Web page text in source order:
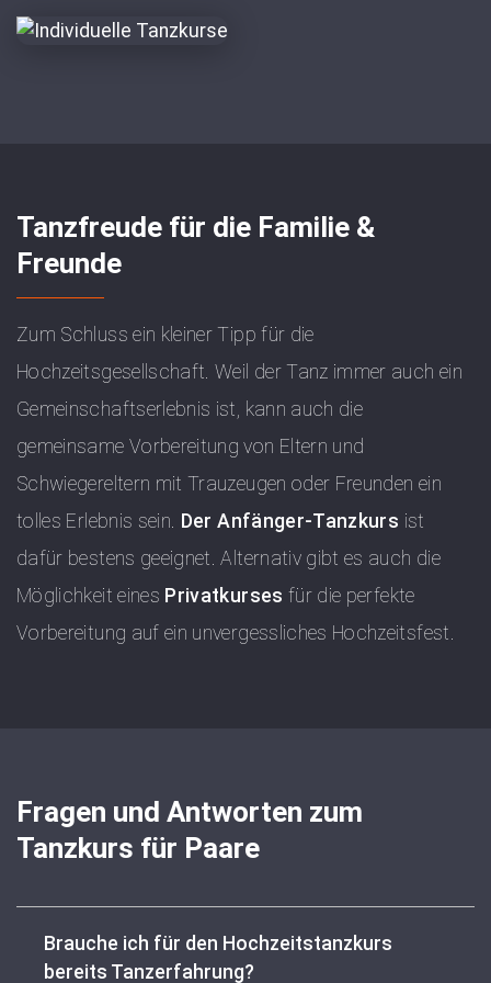
Tanzfreude für die Familie &
Freunde
Zum Schluss ein kleiner Tipp für die
Hochzeitsgesellschaft. Weil der Tanz immer auch ein
Gemeinschaftserlebnis ist, kann auch die
gemeinsame Vorbereitung von Eltern und
Schwiegereltern mit Trauzeugen oder Freunden ein
tolles Erlebnis sein. Der Anfänger-Tanzkurs ist
dafür bestens geeignet. Alternativ gibt es auch die
Möglichkeit eines Privatkurses für die perfekte
Vorbereitung auf ein unvergessliches Hochzeitsfest.
Fragen und Antworten zum
Tanzkurs für Paare
Brauche ich für den Hochzeitstanzkurs
bereits Tanzerfahrung?